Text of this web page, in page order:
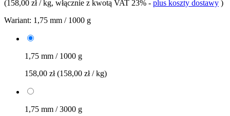
(158,00 zł / kg, włącznie z kwotą VAT 23% - plus koszty dostawy )
Wariant: 1,75 mm / 1000 g
1,75 mm / 1000 g
158,00 zł(158,00 zł / kg)
1,75 mm / 3000 g